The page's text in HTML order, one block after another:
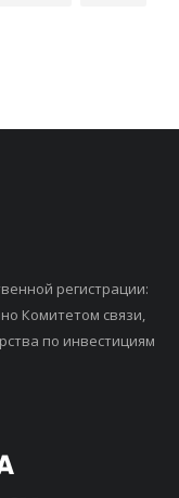
регистрации:
Комитетом связи,
по инвестициям